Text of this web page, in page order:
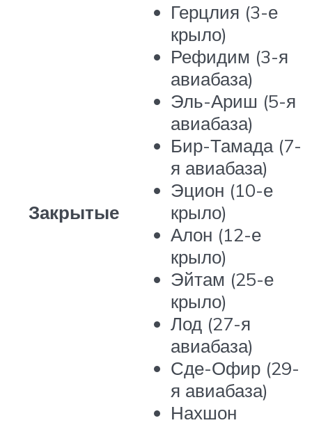
Закрытые
Герцлия (3-е
крыло)
Рефидим (3-я
авиабаза)
Эль-Ариш (5-я
авиабаза)
Бир-Тамада (7-
я авиабаза)
Эцион (10-е
крыло)
Алон (12-е
крыло)
Эйтам (25-е
крыло)
Лод (27-я
авиабаза)
Сде-Офир (29-
я авиабаза)
Нахшон